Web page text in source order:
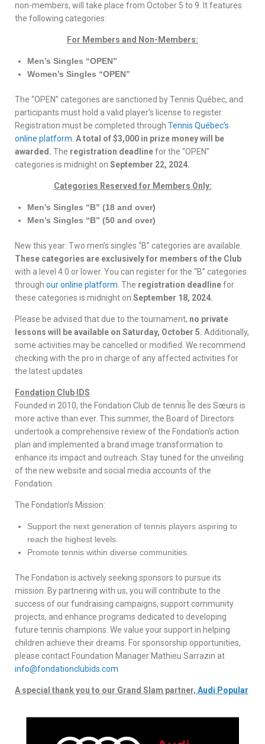
non-members, will take place from October 5 to 9. It features
the following categories:
For Members and Non-Members:
Men’s Singles “OPEN”
Women’s Singles “OPEN”
The “OPEN” categories are sanctioned by Tennis Québec, and
participants must hold a valid player’s license to register.
Registration must be completed through Tennis Québec’s
online platform A total of $3,000 in prize money will be
awarded. The registration deadlinefor the “OPEN”
categories is midnight on September 22, 2024.
Categories Reserved for Members Only:
Men’s Singles “B” (18 and over)
Men’s Singles “B” (50 and over)
New this year: Two men’s singles “B” categories are available.
These categories are exclusively for members of the Club
with a level 4.0 or lower. You can register for the “B” categories
through our online platform . The registration deadlinefor
these categories is midnight on September 18, 2024.
Please be advised that due to the tournament, no private
lessons will be available on Saturday, October 5. Additionally,
some activities may be cancelled or modified. We recommend
checking with the pro in charge of any affected activities for
the latest updates.
Fondation Club IDS
Founded in 2010, the Fondation Club de tennis Île des Sœurs is
more active than ever. This summer, the Board of Directors
undertook a comprehensive review of the Fondation’s action
plan and implemented a brand image transformation to
enhance its impact and outreach. Stay tuned for the unveiling
of the new website and social media accounts of the
Fondation.
The Fondation’s Mission:
Support the next generation of tennis players aspiring to
reach the highest levels.
Promote tennis within diverse communities.
The Fondation is actively seeking sponsors to pursue its
mission. By partnering with us, you will contribute to the
success of our fundraising campaigns, support community
projects, and enhance programs dedicated to developing
future tennis champions. We value your support in helping
children achieve their dreams. For sponsorship opportunities,
please contact Foundation Manager Mathieu Sarrazin at
info@fondationclubids.com
A special thank you to our Grand Slam partner, Audi Popular